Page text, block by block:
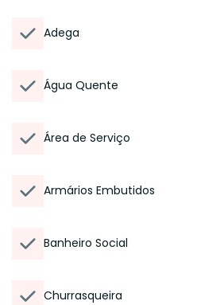
Adega
Água Quente
Área de Serviço
Armários Embutidos
Banheiro Social
Churrasqueira